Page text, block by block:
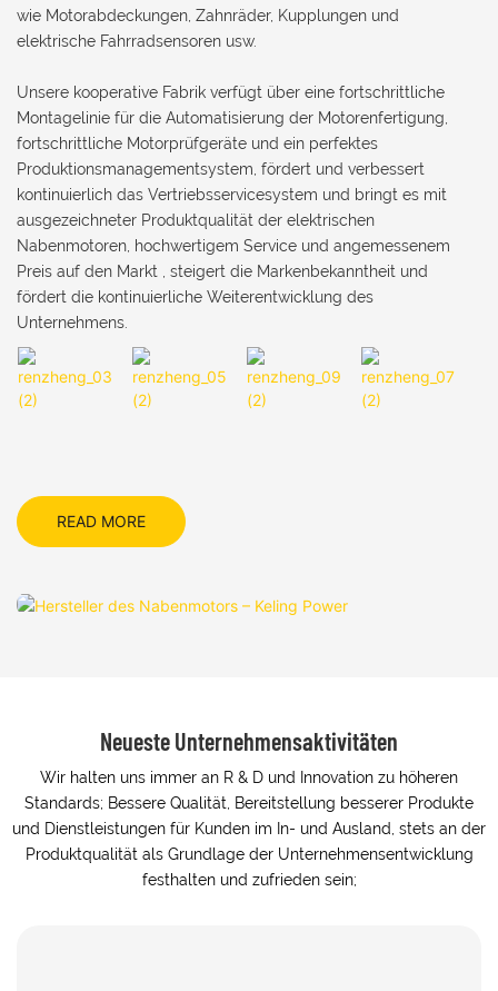
wie Motorabdeckungen, Zahnräder, Kupplungen und
elektrische Fahrradsensoren usw.
Unsere kooperative Fabrik verfügt über eine fortschrittliche
Montagelinie für die Automatisierung der Motorenfertigung,
fortschrittliche Motorprüfgeräte und ein perfektes
Produktionsmanagementsystem, fördert und verbessert
kontinuierlich das Vertriebsservicesystem und bringt es mit
ausgezeichneter Produktqualität der elektrischen
Nabenmotoren, hochwertigem Service und angemessenem
Preis auf den Markt , steigert die Markenbekanntheit und
fördert die kontinuierliche Weiterentwicklung des
Unternehmens.
READ MORE
Neueste Unternehmensaktivitäten
Wir halten uns immer an R & D und Innovation zu höheren
Standards; Bessere Qualität, Bereitstellung besserer Produkte
und Dienstleistungen für Kunden im In- und Ausland, stets an der
Produktqualität als Grundlage der Unternehmensentwicklung
festhalten und zufrieden sein;